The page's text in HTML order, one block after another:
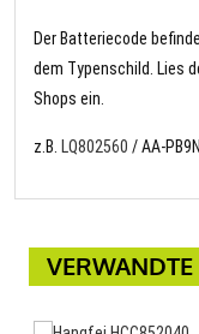
Der Batteriecode
dem Typenschild. Lies
Shops ein.
z.B. LQ802560 / AA-